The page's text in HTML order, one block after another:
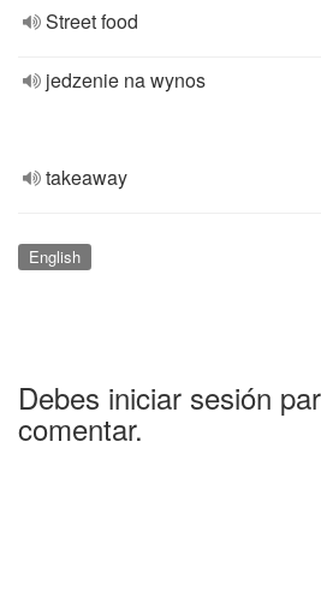
Street food
jedzenie na wynos
takeaway
English
Debes iniciar sesión
comentar.